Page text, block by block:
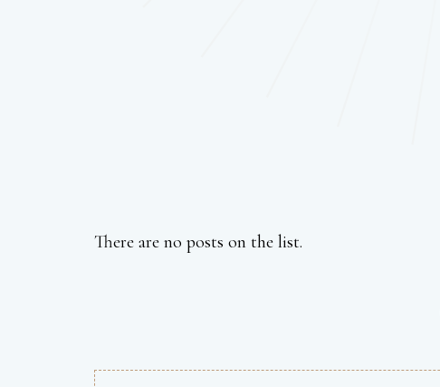
There are no posts on the list.